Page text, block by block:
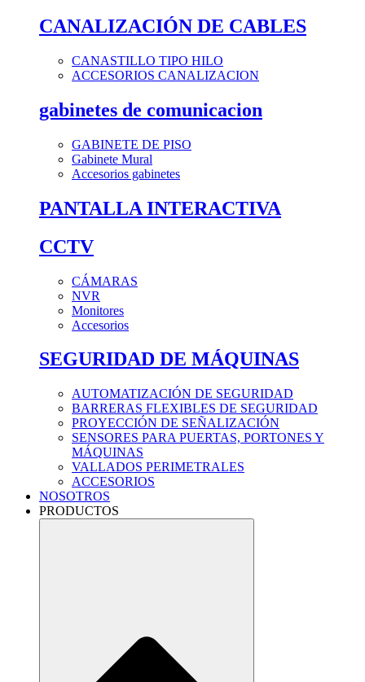
CANALIZACIÓN DE CABLES
CANASTILLO TIPO HILO
ACCESORIOS CANALIZACION
gabinetes de comunicacion
GABINETE DE PISO
Gabinete Mural
Accesorios gabinetes
PANTALLA INTERACTIVA
CCTV
CÁMARAS
NVR
Monitores
Accesorios
SEGURIDAD DE MÁQUINAS
AUTOMATIZACIÓN DE SEGURIDAD
BARRERAS FLEXIBLES DE SEGURIDAD
PROYECCIÓN DE SEÑALIZACIÓN
SENSORES PARA PUERTAS, PORTONES Y
MÁQUINAS
VALLADOS PERIMETRALES
ACCESORIOS
NOSOTROS
PRODUCTOS